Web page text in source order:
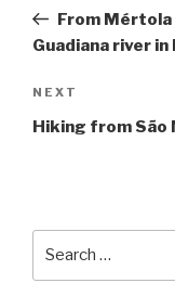
PostFrom
Guadiana river in
Next
Post
NEXT
Hiking from São